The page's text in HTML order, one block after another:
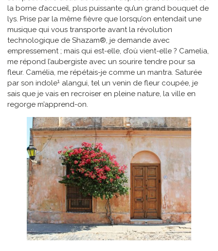
la borne d’accueil, plus puissante qu’un grand bouquet de
lys. Prise par la même fièvre que lorsqu’on entendait une
musique qui vous transporte avant la révolution
technologique de Shazam®, je demande avec
empressement ; mais qui est-elle, d’où vient-elle ? Camelia,
me répond l’aubergiste avec un sourire tendre pour sa
fleur. Camélia, me répétais-je comme un mantra. Saturée
par son indole1 alangui, tel un venin de fleur coupée, je
sais que je vais en recroiser en pleine nature, la ville en
regorge m’apprend-on.